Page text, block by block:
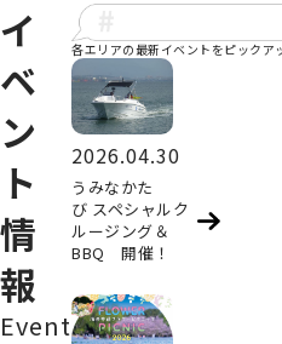
イ
ベ
ン
ト
情
報
Event
各エリアの最新イベントをピックア
2026.04.30
うみなかた
び スペシャルク
ルージング＆
BBQ 開催！